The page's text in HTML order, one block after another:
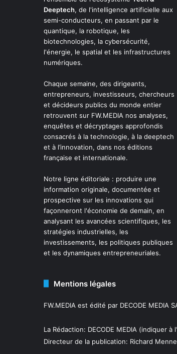
Deeptech, de l'intelligence artificielle aux
semi-conducteurs, en passant par le
quantique, la robotique, les
biotechnologies, la cybersécurité,
l'énergie, le spatial et les infrastructures
numériques.
Chaque semaine, des dirigeants,
entrepreneurs, investisseurs, chercheurs
et décideurs publics du monde entier
retrouvent sur FW.MEDIA nos analyses,
enquêtes et décryptages approfondis
consacrés à la technologie, à la deeptech
et à l’innovation, dans nos éditions
française et internationale.
Notre ligne éditoriale : produire une
information originale, documentée et
prospective sur les innovations qui
façonneront l'économie de demain, en
analysant les avancées scientifiques, les
stratégies industrielles, les
investissements, les politiques publiques
et les dynamiques entrepreneuriales.
Mentions légales
FW.MEDIA est édité par DECODE MEDIA
La Rédaction: DECODE MEDIA (indiquer
Directeur de la publication: Richard